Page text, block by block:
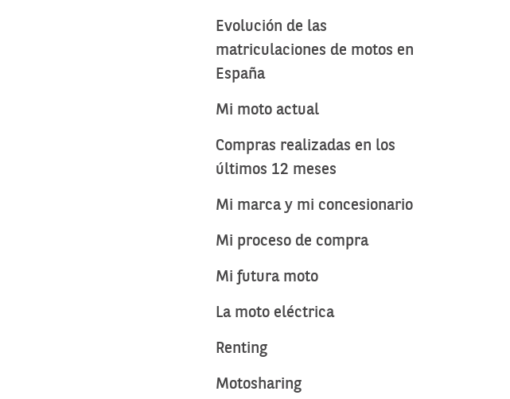
Evolución de las
matriculaciones de motos en
España
Mi moto actual
Compras realizadas en los
últimos 12 meses
Mi marca y mi concesionario
Mi proceso de compra
Mi futura moto
La moto eléctrica
Renting
Motosharing